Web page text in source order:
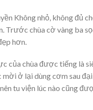
Không nhỏ, không đủ
Trước chùa cờ vàng ba
hơn.
của chùa được tiếng là
ở lại dùng cơm sau
tu viện lúc nào cũng